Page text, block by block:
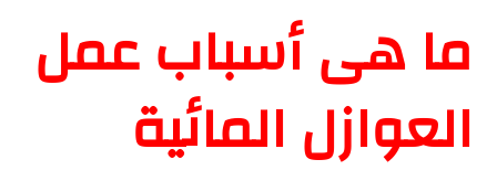
ما هى أسباب عمل
العوازل المائية